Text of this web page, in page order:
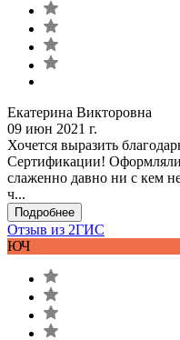
Екатерина Викторовна
09 июн 2021 г.
Хочется выразить
Сертификации!
слаженно давно ни с кем
ч...
Подробнее
Отзыв из 2ГИС
ЮЧ